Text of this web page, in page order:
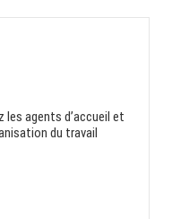
les agents d’accueil et
du travail